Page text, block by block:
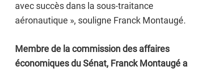
avec succès dans la sous-traitance
aéronautique », souligne Franck Montaugé.
Membre de la commission des affaires
économiques du Sénat, Franck Montaugé a